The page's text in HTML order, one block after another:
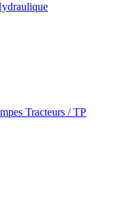
Tracteurs / TP